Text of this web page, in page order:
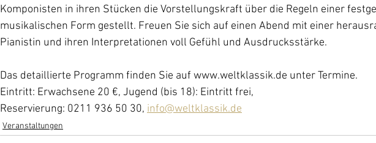
Komponisten in ihren Stücken die Vorstellungskraft über die Regeln einer
musikalischen Form gestellt. Freuen Sie sich auf einen Abend mit einer
Pianistin und ihren Interpretationen voll Gefühl und Ausdrucksstärke.
Das detaillierte Programm finden Sie auf www.weltklassik.de unter Termine.
Eintritt: Erwachsene 20 €, Jugend (bis 18): Eintritt frei,
Reservierung: 0211 936 50 30, info@weltklassik.de
Veranstaltungen